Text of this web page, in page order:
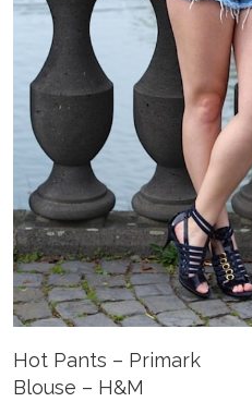
Hot Pants – Primark
Blouse – H&M